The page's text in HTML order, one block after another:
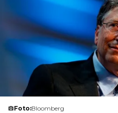
Foto:Bloomberg